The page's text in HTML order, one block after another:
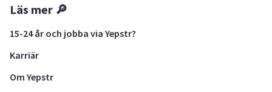
Läs mer 🔎
15-24 år och jobba via Yepstr?
Karriär
Om Yepstr